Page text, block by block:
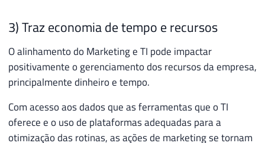
3) Traz economia de tempo e recursos
O alinhamento do Marketing e TI pode impactar
positivamente o gerenciamento dos recursos da empresa,
principalmente dinheiro e tempo.
Com acesso aos dados que as ferramentas que o TI
oferece e o uso de plataformas adequadas para a
otimização das rotinas, as ações de marketing se tornam